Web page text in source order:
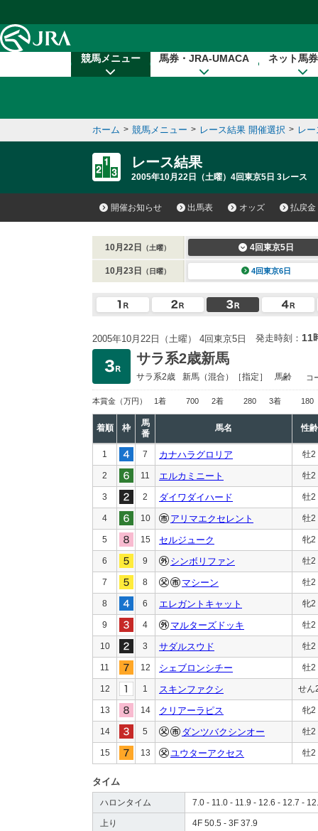
競馬メニュー 馬券・JRA-UMACA ネット馬
ホーム > 競馬メニュー > レース結果 開催選択 > レ
レース結果
2005年10月22日（土曜）4回東京5日 3レース
開催お知らせ 出馬表 オッズ 払戻金
10月22日 （土曜） 4回東京5日
10月23日 （日曜） 4回東京6日
2005年10月22日（土曜） 4回東京5日 発走時刻： 11
サラ系2歳新馬
サラ系2歳 新馬 （混合）［指定］ 馬齢 コ
本賞金 （万円） 1着 700 2着 280 3着 180
着順 枠
馬
番
馬名 性齢
1 7 カナハラグロリア 牡2
2 11 エルカミニート 牡2
3 2 ダイワダイハード 牡2
4 10 アリマエクセレント 牡2
5 15 セルジューク 牝2
6 9 シンボリファン 牡2
7 8 マシーン 牡2
8 6 エレガントキャット 牝2
9 4 マルターズドッキ 牡2
10 3 サダルスウド 牡2
11 12 シェブロンシチー 牡2
12 1 スキンファクシ せん
13 14 クリアーラピス 牝2
14 5 ダンツバクシンオー 牡2
15 13 ユウターアクセス 牡2
タイム
ハロンタイム 7.0 - 11.0 - 11.9 - 12.6 - 12.7 -
上り 4F 50.5 - 3F 37.9